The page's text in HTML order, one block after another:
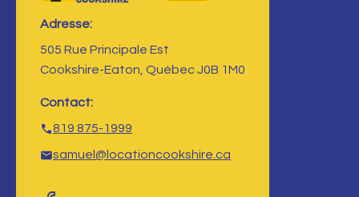
Adresse:
505 Rue Principale Est
Cookshire-Eaton, Québec J0B 1M0
Contact:
819 875-1999
samuel@locationcookshire.ca